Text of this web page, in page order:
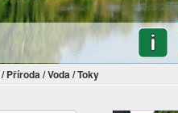
/ Příroda/Voda/Toky